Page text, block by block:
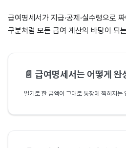
급여명세서가 지급·공제·실수령으로
구분처럼 모든 급여 계산의 바탕이 되
📄️ 급여명세서는 어떻게 완